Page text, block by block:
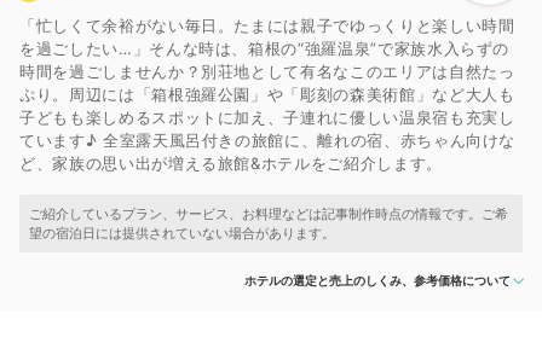
「忙しくて余裕がない毎日。たまには親子でゆっくりと楽しい時間
を過ごしたい…」そんな時は、箱根の“強羅温泉”で家族水入らずの
時間を過ごしませんか？別荘地として有名なこのエリアは自然たっ
ぷり。周辺には「箱根強羅公園」や「彫刻の森美術館」など大人も
子どもも楽しめるスポットに加え、子連れに優しい温泉宿も充実し
ています♪ 全室露天風呂付きの旅館に、離れの宿、赤ちゃん向けな
ど、家族の思い出が増える旅館&ホテルをご紹介します。
ホテルの選定と売上のしくみ、参考価格について